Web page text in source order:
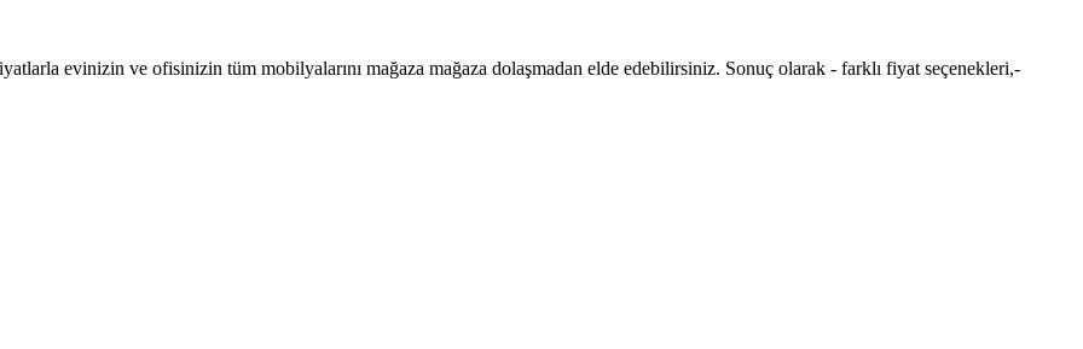
evinizin ve ofisinizin tüm mobilyalarını mağaza mağaza dolaşmadan elde edebilirsiniz. Sonuç olarak - farklı fiyat seçenekleri,-